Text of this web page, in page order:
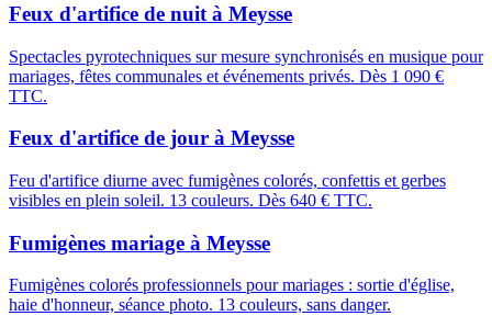
Feux d'artifice de nuit à Meysse
Spectacles pyrotechniques sur mesure synchronisés en musique pour
mariages, fêtes communales et événements privés. Dès 1 090 €
TTC.
Feux d'artifice de jour à Meysse
Feu d'artifice diurne avec fumigènes colorés, confettis et gerbes
visibles en plein soleil. 13 couleurs. Dès 640 € TTC.
Fumigènes mariage à Meysse
Fumigènes colorés professionnels pour mariages : sortie d'église,
haie d'honneur, séance photo. 13 couleurs, sans danger.